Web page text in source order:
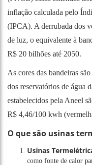
inflação calculada pelo
(IPCA). A derrubada dos
de luz, o equivalente à
R$ 20 bilhões até 2050.
As cores das bandeiras
dos reservatórios de água
estabelecidos pela Aneel
R$ 4,46/100 kwh
O que são usinas
Usinas
como fonte de calor